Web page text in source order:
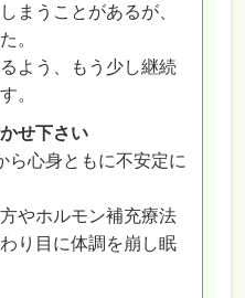
まうことがあるが、
。
よう、もう少し継続
。
せ下さい
ら心身ともに不安定に
やホルモン補充療法
り目に体調を崩し眠